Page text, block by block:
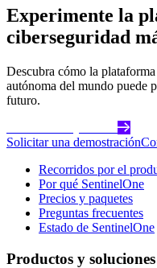
Experimente la
ciberseguridad
Descubra cómo la
autónoma del mundo puede
futuro.
Solicitar una demostración
Recorridos por el
Por qué SentinelOne
Precios y paquetes
Preguntas frecuentes
Estado de SentinelOne
Productos y